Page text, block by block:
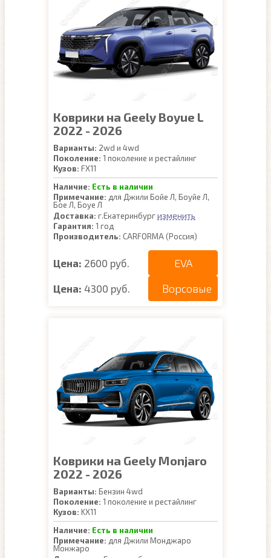
Коврики на Geely Boyue L
2022 - 2026
Варианты: 2wd и 4wd
Поколение: 1 поколение и рестайлинг
Кузов: FX11
Наличие: Есть в наличии
Примечание: для Джили Бойе Л, Боуйе Л,
Бое Л, Боуе Л
Доставка: г.Екатеринбургизменить
Гарантия: 1 год
Производитель: CARFORMA (Россия)
Цена: 2600 руб. EVA
Цена: 4300 руб. Ворсовые
Коврики на Geely Monjaro
2022 - 2026
Варианты: Бензин 4wd
Поколение: 1 поколение и рестайлинг
Кузов: KX11
Наличие: Есть в наличии
Примечание: для Джили Монджаро
Монжаро